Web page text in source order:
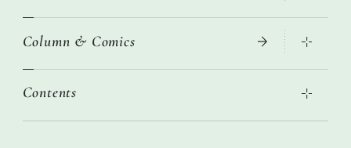
この春ほしい大人のスニーカー 2026春夏
本当に使える「旅道具」
2026年春夏 トレンドファッションニュース
女子旅おすすめスポット 暮らすように心地いいリンネル旅ガイ
Column & Comics
ぐれいさん
Contents